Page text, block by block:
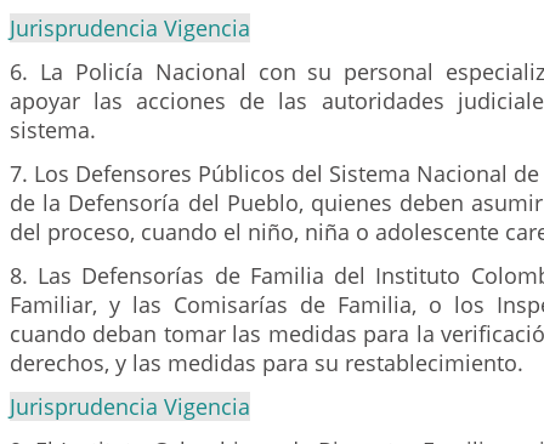
Jurisprudencia Vigencia
6. La Policía Nacional con su personal
apoyar las acciones de las autoridades
sistema.
7. Los Defensores Públicos del Sistema Nacional
de la Defensoría del Pueblo, quienes deben
del proceso, cuando el niño, niña o adolescente
8. Las Defensorías de Familia del Instituto
Familiar, y las Comisarías de Familia, o los
cuando deban tomar las medidas para la
derechos, y las medidas para su restablecimiento.
Jurisprudencia Vigencia